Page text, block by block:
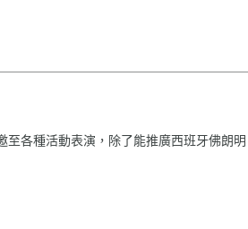
各種活動表演，除了能推廣西班牙佛朗明